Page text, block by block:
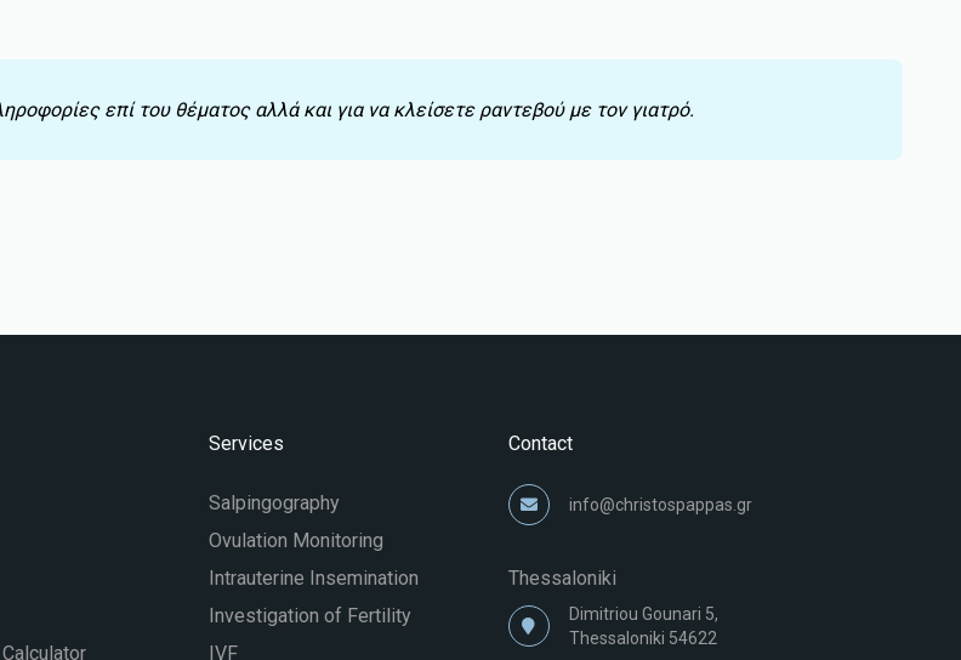
επί του θέματος αλλά και για να κλείσετε ραντεβού με τον γιατρό.
Services
Salpingography
Ovulation Monitoring
Intrauterine Insemination
Investigation of Fertility
IVF
Contact
info@christospappas.gr
Thessaloniki
Dimitriou Gounari 5,
Thessaloniki 54622